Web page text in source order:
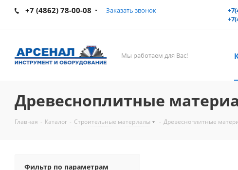
+7 (4862) 78-00-08 Заказать звонок
Мы работаем для Вас!
Древесноплитные
Главная - Каталог - Строительные материалы - Древесноплитные
Фильтр по параметрам